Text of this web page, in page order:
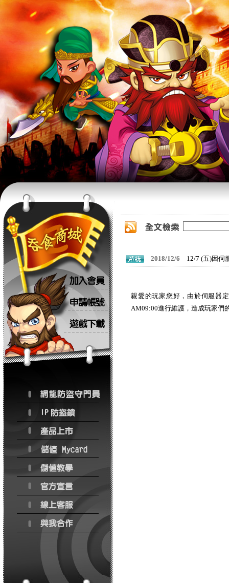
2018/12/6 12/7 (五)因伺
親愛的玩家您好，由於伺服器
AM09:00進行維護，造成玩家們